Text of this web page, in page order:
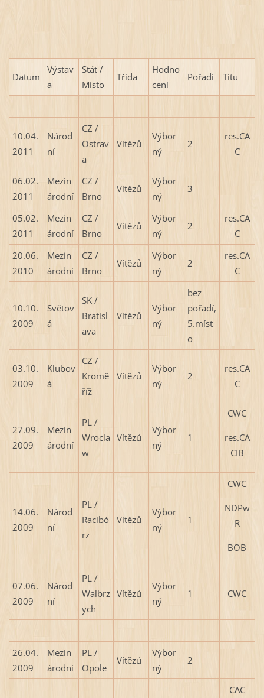
Datum
Výstav
a
Stát /
Místo
Třída
Hodno
cení
Pořadí Titu
10.04.
2011
Národ
ní
CZ /
Ostrav
a
Vítězů
Výbor
ný
2
res.CA
C
06.02.
2011
Mezin
árodní
CZ /
Brno
Vítězů
Výbor
ný
3
05.02.
2011
Mezin
árodní
CZ /
Brno
Vítězů
Výbor
ný
2
res.CA
C
20.06.
2010
Mezin
árodní
CZ /
Brno
Vítězů
Výbor
ný
2
res.CA
C
10.10.
2009
Světov
á
SK /
Bratisl
ava
Vítězů
Výbor
ný
bez
pořadí,
5.míst
o
03.10.
2009
Klubov
á
CZ /
Kromě
říž
Vítězů
Výbor
ný
2
res.CA
C
27.09.
2009
Mezin
árodní
PL /
Wrocla
w
Vítězů
Výbor
ný
1
CWC
res.CA
CIB
14.06.
2009
Národ
ní
PL /
Racibó
rz
Vítězů
Výbor
ný
1
CWC
NDPw
R
BOB
07.06.
2009
Národ
ní
PL /
Walbrz
ych
Vítězů
Výbor
ný
1 CWC
26.04.
2009
Mezin
árodní
PL /
Opole
Vítězů
Výbor
ný
2
CAC